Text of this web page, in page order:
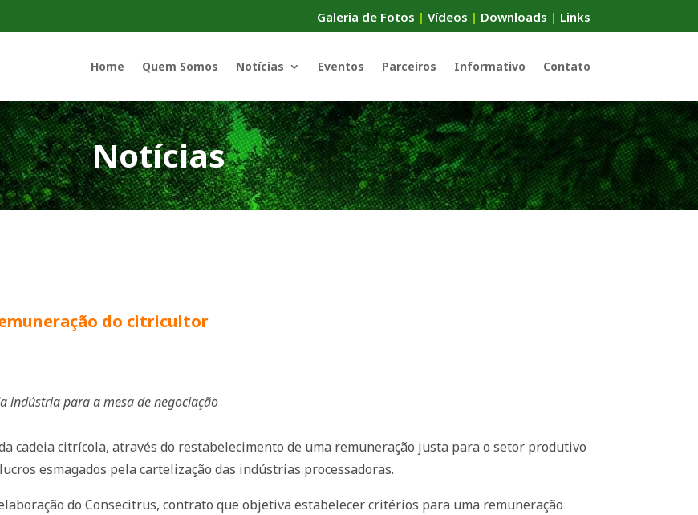
Galeria de Fotos | Vídeos | Downloads | Links
Home Quem Somos Notícias Eventos Parceiros Informativo Contato
Notícias
do citricultor
indústria para a mesa de negociação
cadeia citrícola, através do restabelecimento de uma remuneração justa para o setor produtivo
esmagados pela cartelização das indústrias processadoras.
do Consecitrus, contrato que objetiva estabelecer critérios para uma remuneração